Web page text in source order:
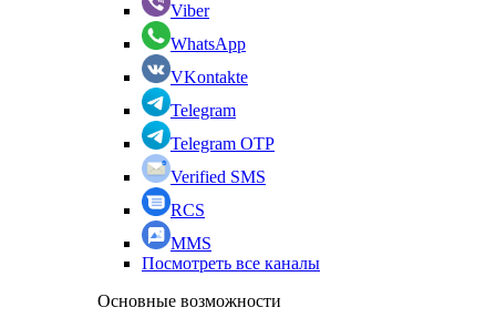
Viber
WhatsApp
VKontakte
Telegram
Telegram OTP
Verified SMS
RCS
MMS
Посмотреть все каналы
Основные возможности